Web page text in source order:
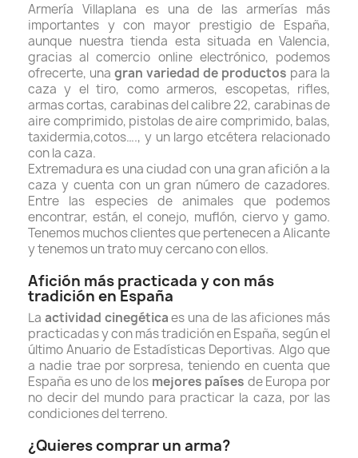
Armería Villaplana es una de las armerías más
importantes y con mayor prestigio de España,
aunque nuestra tienda esta situada en Valencia,
gracias al comercio online electrónico, podemos
ofrecerte, una gran variedad de productos para la
caza y el tiro, como armeros, escopetas, rifles,
armas cortas, carabinas del calibre 22, carabinas de
aire comprimido, pistolas de aire comprimido, balas,
taxidermia,cotos…., y un largo etcétera relacionado
con la caza.
Extremadura es una ciudad con una gran afición a la
caza y cuenta con un gran número de cazadores.
Entre las especies de animales que podemos
encontrar, están, el conejo, muflón, ciervo y gamo.
Tenemos muchos clientes que pertenecen a Alicante
y tenemos un trato muy cercano con ellos.
Afición más practicada y con más
tradición en España
La actividad cinegéticaes una de las aficiones más
practicadas y con más tradición en España, según el
último Anuario de Estadísticas Deportivas. Algo que
a nadie trae por sorpresa, teniendo en cuenta que
España es uno de los mejores países de Europa por
no decir del mundo para practicar la caza, por las
condiciones del terreno.
¿Quieres comprar un arma?